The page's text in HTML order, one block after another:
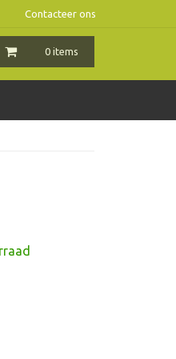
Contacteer ons
0 items